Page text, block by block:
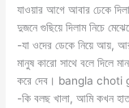
যাওয়ার আগে আবার ঢেকে
দুজনে গুছিয়ে দিলাম নিচে
-যা ওদের ডেকে নিয়ে আয়,
মানুষ কারো সাথে বলে দিলে
করে দেব। bangla choti
-কি বলছ খালা, আমি কখন হাত